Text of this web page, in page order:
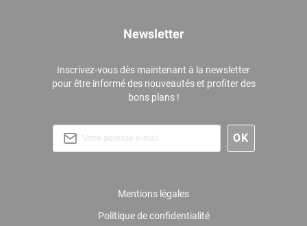
Newsletter
Inscrivez-vous dès maintenant à la newsletter
pour être informé des nouveautés et profiter des
bons plans !
Mentions légales
Politique de confidentialité